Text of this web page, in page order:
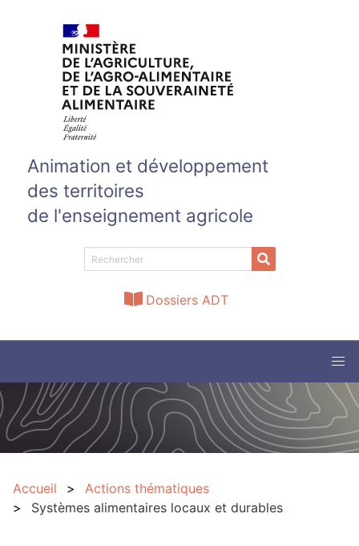
Animation et développement
des territoires
de l'enseignement agricole
Dossiers ADT
Accueil
Actions thématiques
Systèmes alimentaires locaux et durables